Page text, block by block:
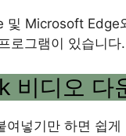
및 Microsoft Edge
로그램이 있습니다.
비디오 다
여넣기만 하면 쉽